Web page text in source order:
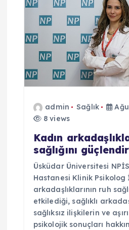
n
m
e
s
admin Sağlık
8 views
Kadın
sağlığını
Üsküdar Üniversitesi
Hastanesi Klinik Psikolog
arkadaşlıklarının ruh
etkilediği, sağlıklı
sağlıksız ilişkilerin ve
psikolojik sonuçları